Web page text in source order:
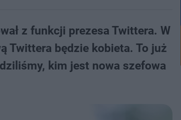
z funkcji prezesa Twittera. W
Twittera będzie kobieta. To już
kim jest nowa szefowa